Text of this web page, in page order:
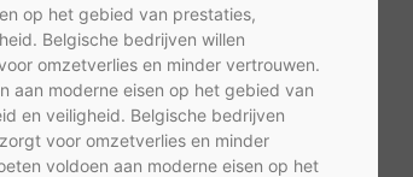
op het gebied van prestaties,
Belgische bedrijven willen
omzetverlies en minder vertrouwen.
aan moderne eisen op het gebied van
en veiligheid. Belgische bedrijven
voor omzetverlies en minder
voldoen aan moderne eisen op het